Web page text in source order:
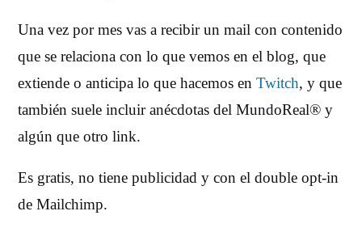
Una vez por mes vas a recibir un mail con contenido
que se relaciona con lo que vemos en el blog, que
extiende o anticipa lo que hacemos en Twitch, y que
también suele incluir anécdotas del MundoReal® y
algún que otro link.
Es gratis, no tiene publicidad y con el double opt-in
de Mailchimp.